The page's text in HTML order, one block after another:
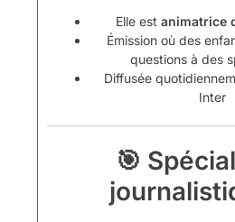
Elle estanimatrice
Émission où des
questions à des
Diffusée
Inter
🎯